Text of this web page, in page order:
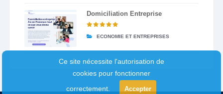
Domiciliation Entreprise
ECONOMIE ET ENTREPRISES
Ce site nécessite l'autorisation de
cookies pour fonctionner
correctement.
Accepter